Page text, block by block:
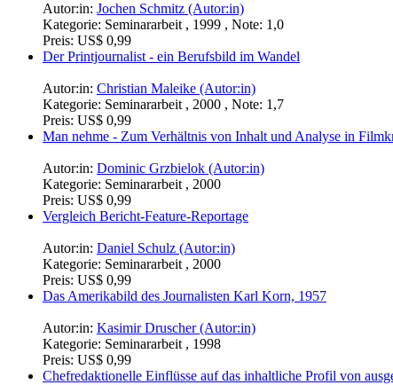
Autor:in: Jochen Schmitz (Autor:in)
Kategorie: Seminararbeit , 1999 , Note: 1,0
Preis: US$ 0,99
Der Printjournalist - ein Berufsbild im Wandel
Autor:in: Christian Maleike (Autor:in)
Kategorie: Seminararbeit , 2000 , Note: 1,7
Preis: US$ 0,99
Man nehme - Zum Verhältnis von Inhalt und Analyse in
Autor:in: Dominic Grzbielok (Autor:in)
Kategorie: Seminararbeit , 2000
Preis: US$ 0,99
Vergleich Bericht-Feature-Reportage
Autor:in: Daniel Schulz (Autor:in)
Kategorie: Seminararbeit , 2000
Preis: US$ 0,99
Das Amerikabild des Journalisten Karl Korn, 1957
Autor:in: Kasimir Druscher (Autor:in)
Kategorie: Seminararbeit , 1998
Preis: US$ 0,99
Chefredaktionelle Einflüsse auf das inhaltliche Profil von